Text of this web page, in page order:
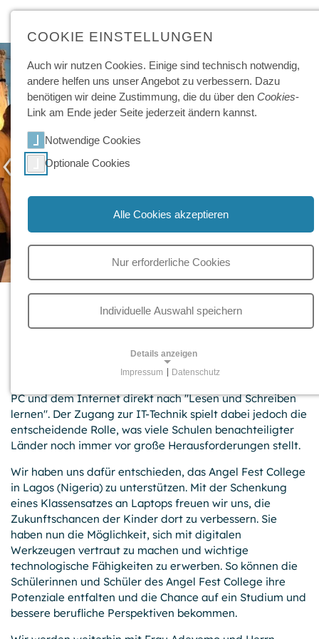
‹
Kleiner Beitrag mit Wirkung
30.05.2023
Bildung ist der Schlüssel zu einer besseren Zukunft - das
gilt wohl auf der ganzen Welt und in unserer digitalen
PC und dem Internet direkt nach "Lesen und Schreiben
lernen". Der Zugang zur IT-Technik spielt dabei jedoch die
entscheidende Rolle, was viele Schulen benachteiligter
Länder noch immer vor große Heraus­forderungen stellt.
Wir haben uns dafür entschieden, das Angel Fest College
in Lagos (Nigeria) zu unterstützen. Mit der Schenkung
eines Klassen­satzes an Laptops freuen wir uns, die
Zukunfts­chancen der Kinder dort zu verbessern. Sie
haben nun die Möglichkeit, sich mit digitalen
Werkzeugen vertraut zu machen und wichtige
technologische Fähigkeiten zu erwerben. So können die
Schülerinnen und Schüler des Angel Fest College ihre
Potenziale entfalten und die Chance auf ein Studium und
bessere berufliche Perspektiven bekommen.
COOKIE EINSTELLUNGEN
Auch wir nutzen Cookies. Einige sind technisch not­wendig,
andere helfen uns unser Angebot zu ver­bessern. Dazu
benötigen wir deine Zu­stimmung, die du über den Cookies-
Link am Ende jeder Seite jeder­zeit ändern kannst.
Notwendige Cookies
Optionale Cookies
Alle Cookies akzeptieren
Nur erforderliche Cookies
Individuelle Auswahl speichern
Details anzeigen
Für grundlegende Funktionen und einwandfreien Betrieb
der Website erforderliche Cookies.
Session-Cookies
Name:
PHPSESSID, PHPSESSLP, fe_typo_user
Anbieter:
GPB College gGmbH, Beuthstraße 8, 10117 Berlin
Zweck:
Temporäre First-Party-Cookies, die einen Besucher zur
Aufrechterhaltung der Session mit einer anonymen
Kennung über verschiedene Seiten wiedererkennen
können.
Cookie Laufzeit:
Impressum Datenschutz